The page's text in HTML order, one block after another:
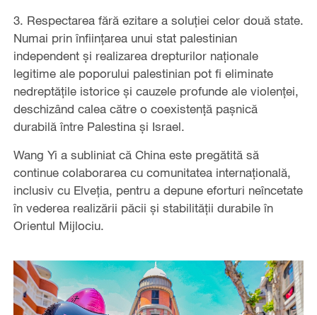
3. Respectarea fără ezitare a soluției celor două state.
Numai prin înființarea unui stat palestinian
independent și realizarea drepturilor naționale
legitime ale poporului palestinian pot fi eliminate
nedreptățile istorice și cauzele profunde ale violenței,
deschizând calea către o coexistență pașnică
durabilă între Palestina și Israel.
Wang Yi a subliniat că China este pregătită să
continue colaborarea cu comunitatea internațională,
inclusiv cu Elveția, pentru a depune eforturi neîncetate
în vederea realizării păcii și stabilității durabile în
Orientul Mijlociu.